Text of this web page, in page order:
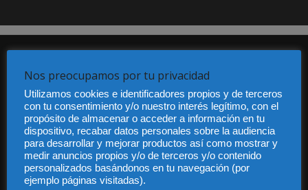
Audiencia y Publicidad
Quiénes somos
Legal
Privacidad
Contacto
Nos preocupamos por tu privacidad
Utilizamos cookies e identificadores propios y de terceros
con tu consentimiento y/o nuestro interés legítimo, con el
propósito de almacenar o acceder a información en tu
dispositivo, recabar datos personales sobre la audiencia
para desarrollar y mejorar productos así como mostrar y
medir anuncios propios y/o de terceros y/o contenido
personalizados basándonos en tu navegación (por
ejemplo páginas visitadas).